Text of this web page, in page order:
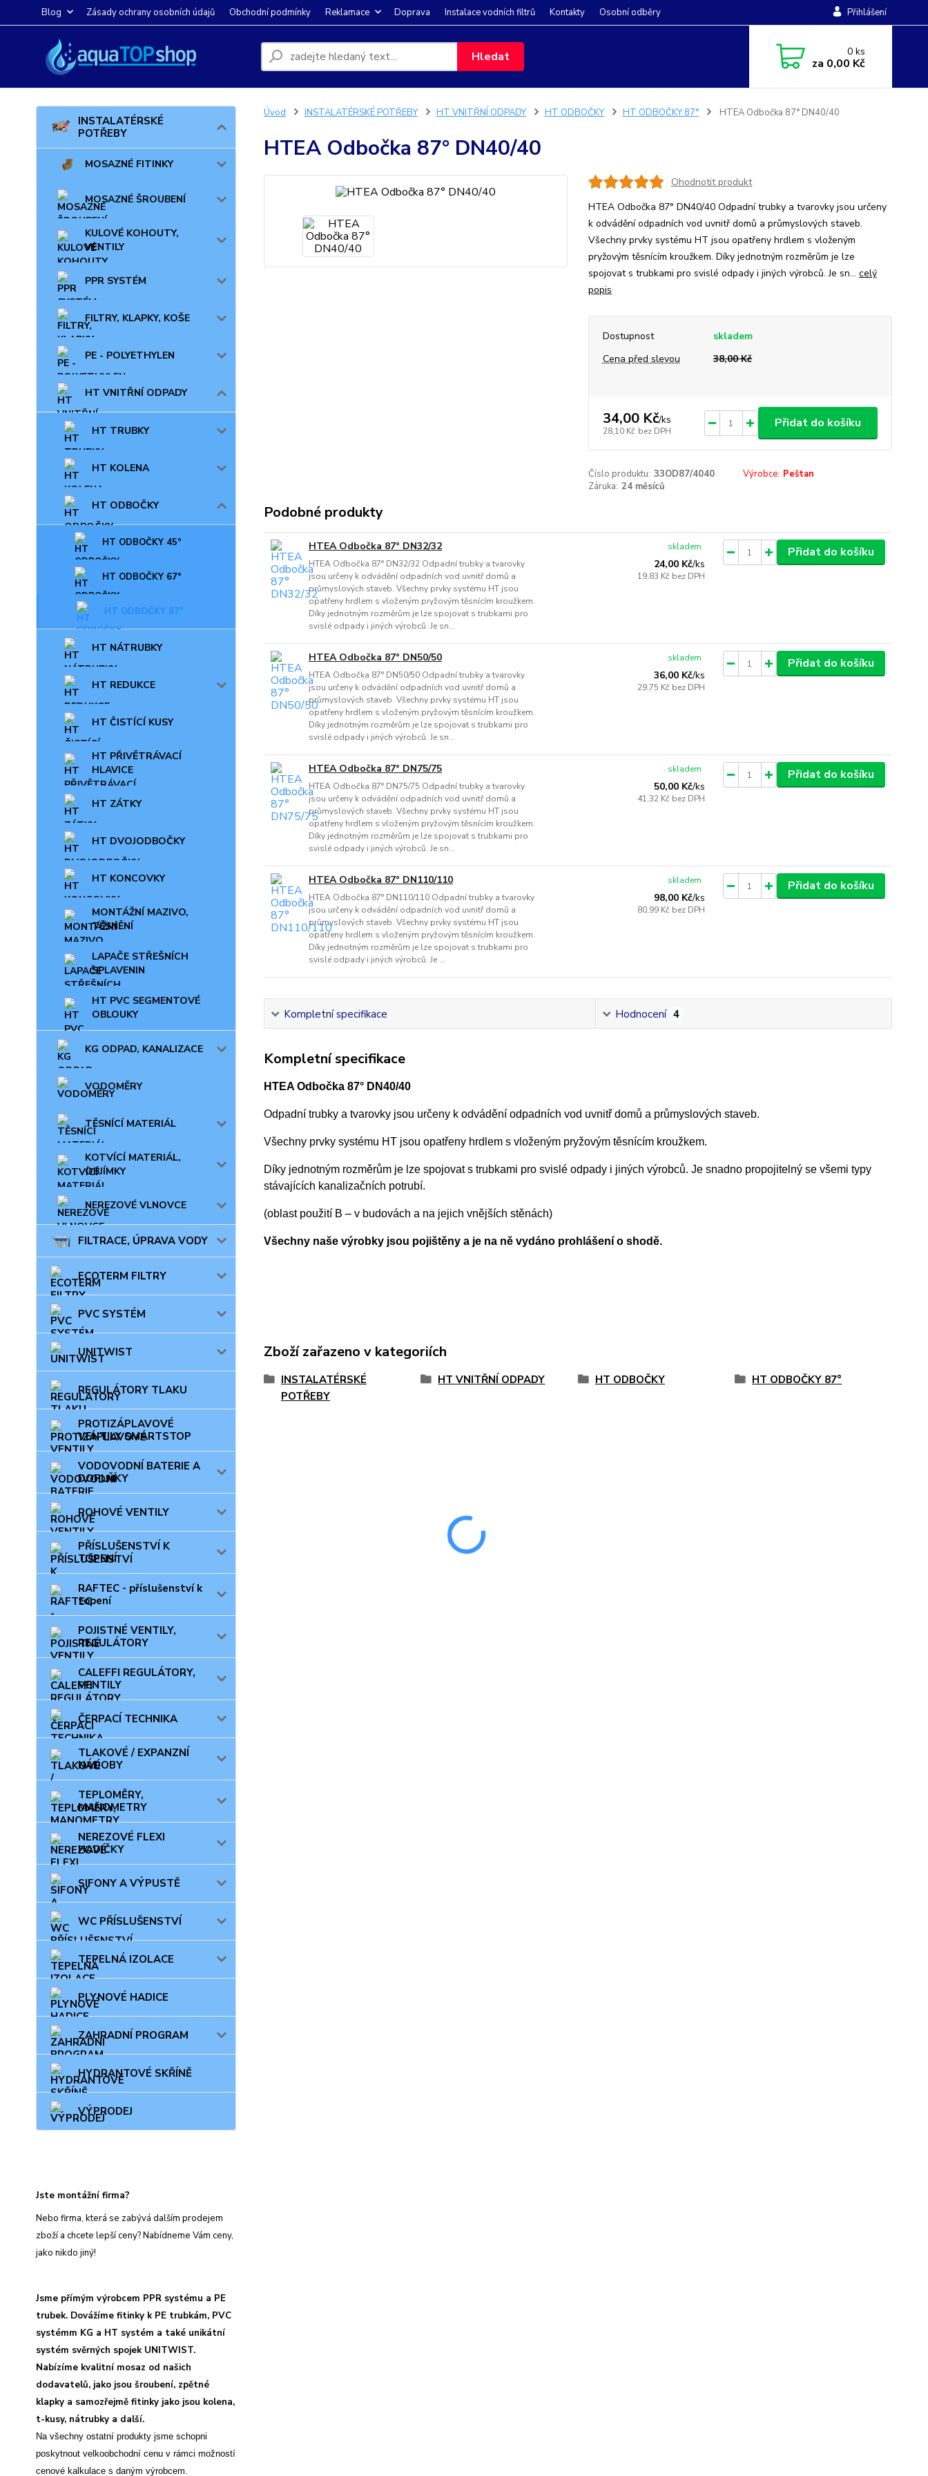
Blog Zásady ochrany osobních údajů Obchodní podmínky Reklamace Doprava Instalace vodních filtrů Kontakty Osobní odběry Přihlášení
Hledat 0ks
za 0,00 Kč
INSTALATÉRSKÉ
POTŘEBY
MOSAZNÉ FITINKY
MOSAZNÉ ŠROUBENÍ
KULOVÉ KOHOUTY,
VENTILY
PPR SYSTÉM
FILTRY, KLAPKY, KOŠE
PE - POLYETHYLEN
HT VNITŘNÍ ODPADY
HT TRUBKY
HT KOLENA
HT ODBOČKY
HT ODBOČKY 45°
HT ODBOČKY 67°
HT ODBOČKY 87°
HT NÁTRUBKY
HT REDUKCE
HT ČISTÍCÍ KUSY
HT PŘIVĚTRÁVACÍ
HLAVICE
HT ZÁTKY
HT DVOJODBOČKY
HT KONCOVKY
MONTÁŽNÍ MAZIVO,
TĚSNĚNÍ
LAPAČE STŘEŠNÍCH
SPLAVENIN
HT PVC SEGMENTOVÉ
OBLOUKY
KG ODPAD, KANALIZACE
VODOMĚRY
TĚSNÍCÍ MATERIÁL
KOTVÍCÍ MATERIÁL,
OBJÍMKY
NEREZOVÉ VLNOVCE
FILTRACE, ÚPRAVA VODY
ECOTERM FILTRY
PVC SYSTÉM
UNITWIST
REGULÁTORY TLAKU
PROTIZÁPLAVOVÉ
VENTILY SMARTSTOP
VODOVODNÍ BATERIE A
DOPLŇKY
ROHOVÉ VENTILY
PŘÍSLUŠENSTVÍ K
TOPENÍ
RAFTEC - příslušenství k
topení
POJISTNÉ VENTILY,
REGULÁTORY
CALEFFI REGULÁTORY,
VENTILY
ČERPACÍ TECHNIKA
TLAKOVÉ / EXPANZNÍ
NÁDOBY
TEPLOMĚRY,
MANOMETRY
NEREZOVÉ FLEXI
HADIČKY
SIFONY A VÝPUSTĚ
WC PŘÍSLUŠENSTVÍ
TEPELNÁ IZOLACE
PLYNOVÉ HADICE
ZAHRADNÍ PROGRAM
HYDRANTOVÉ SKŘÍNĚ
VÝPRODEJ
Jste montážní firma?
Nebo firma, která se zabývá dalším prodejem
zboží a chcete lepší ceny? Nabídneme Vám ceny,
jako nikdo jiný!
Jsme přímým výrobcem PPR systému a PE
trubek. Dovážíme fitinky k PE trubkám, PVC
systémm KG a HT systém a také unikátní
systém svěrných spojek UNITWIST.
Nabízíme kvalitní mosaz od našich
dodavatelů, jako jsou šroubení, zpětné
klapky a samozřejmě fitinky jako jsou kolena,
t-kusy, nátrubky a další.
Na všechny ostatní produkty jsme schopni
poskytnout velkoobchodní cenu v rámci možností
cenové kalkulace s daným výrobcem.
Úvod INSTALATÉRSKÉ POTŘEBY HT VNITŘNÍ ODPADY HT ODBOČKY HT ODBOČKY 87° HTEA Odbočka 87° DN40/40
HTEA Odbočka 87° DN40/40
Ohodnotit produkt
HTEA Odbočka 87° DN40/40 Odpadní trubky a tvarovky jsou určeny
k odvádění odpadních vod uvnitř domů a průmyslových staveb.
Všechny prvky systému HT jsou opatřeny hrdlem s vloženým
pryžovým těsnícím kroužkem. Díky jednotným rozměrům je lze
spojovat s trubkami pro svislé odpady i jiných výrobců. Je sn... celý
popis
Dostupnost
skladem
Cena před slevou
38,00 Kč
34,00 Kč/ks
28,10 Kč bez DPH
Přidat do košíku
Číslo produktu: 33OD87/4040 Výrobce: Peštan
Záruka: 24 měsíců
Podobné produkty
HTEA Odbočka 87° DN32/32
HTEA Odbočka 87° DN32/32 Odpadní trubky a tvarovky
jsou určeny k odvádění odpadních vod uvnitř domů a
průmyslových staveb. Všechny prvky systému HT jsou
opatřeny hrdlem s vloženým pryžovým těsnícím kroužkem.
Díky jednotným rozměrům je lze spojovat s trubkami pro
svislé odpady i jiných výrobců. Je sn...
24,00 Kč/ks
19,83 Kč bez DPH
skladem Přidat do košíku
HTEA Odbočka 87° DN50/50
HTEA Odbočka 87° DN50/50 Odpadní trubky a tvarovky
jsou určeny k odvádění odpadních vod uvnitř domů a
průmyslových staveb. Všechny prvky systému HT jsou
opatřeny hrdlem s vloženým pryžovým těsnícím kroužkem.
Díky jednotným rozměrům je lze spojovat s trubkami pro
svislé odpady i jiných výrobců. Je sn...
36,00 Kč/ks
29,75 Kč bez DPH
skladem Přidat do košíku
HTEA Odbočka 87° DN75/75
HTEA Odbočka 87° DN75/75 Odpadní trubky a tvarovky
jsou určeny k odvádění odpadních vod uvnitř domů a
průmyslových staveb. Všechny prvky systému HT jsou
opatřeny hrdlem s vloženým pryžovým těsnícím kroužkem.
Díky jednotným rozměrům je lze spojovat s trubkami pro
svislé odpady i jiných výrobců. Je sn...
50,00 Kč/ks
41,32 Kč bez DPH
skladem Přidat do košíku
HTEA Odbočka 87° DN110/110
HTEA Odbočka 87° DN110/110 Odpadní trubky a tvarovky
jsou určeny k odvádění odpadních vod uvnitř domů a
průmyslových staveb. Všechny prvky systému HT jsou
opatřeny hrdlem s vloženým pryžovým těsnícím kroužkem.
Díky jednotným rozměrům je lze spojovat s trubkami pro
svislé odpady i jiných výrobců. Je ...
98,00 Kč/ks
80,99 Kč bez DPH
skladem Přidat do košíku
Kompletní specifikace Hodnocení 4
Kompletní specifikace
HTEA Odbočka 87° DN40/40
Odpadní trubky a tvarovky jsou určeny k odvádění odpadních vod uvnitř domů a průmyslových staveb.
Všechny prvky systému HT jsou opatřeny hrdlem s vloženým pryžovým těsnícím kroužkem.
Díky jednotným rozměrům je lze spojovat s trubkami pro svislé odpady i jiných výrobců. Je snadno propojitelný se všemi typy
stávajících kanalizačních potrubí.
(oblast použití B – v budovách a na jejich vnějších stěnách)
Všechny naše výrobky jsou pojištěny a je na ně vydáno prohlášení o shodě.
Zboží zařazeno v kategoriích
INSTALATÉRSKÉ
POTŘEBY
HT VNITŘNÍ ODPADY HT ODBOČKY HT ODBOČKY 87°